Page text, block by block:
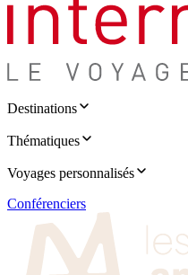
Destinations
Thématiques
Voyages personnalisés
Conférenciers